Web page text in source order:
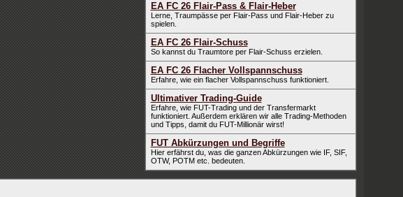
EA FC 26 Flair-Pass & Flair-Heber
Lerne, Traumpässe per Flair-Pass und Flair-Heber zu
spielen.
EA FC 26 Flair-Schuss
So kannst du Traumtore per Flair-Schuss erzielen.
EA FC 26 Flacher Vollspannschuss
Erfahre, wie ein flacher Vollspannschuss funktioniert.
Ultimativer Trading-Guide
Erfahre, wie FUT-Trading und der Transfermarkt
funktioniert. Außerdem erklären wir alle Trading-Methoden
und Tipps, damit du FUT-Millionär wirst!
FUT Abkürzungen und Begriffe
Hier erfährst du, was die ganzen Abkürzungen wie IF, SIF,
OTW, POTM etc. bedeuten.